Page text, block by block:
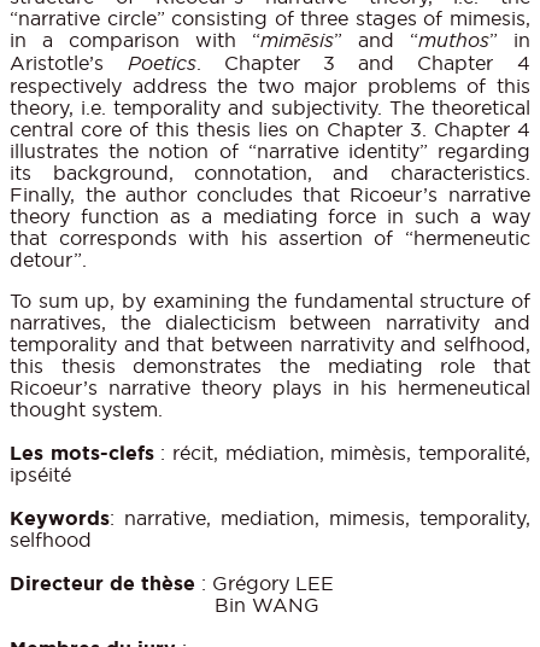
“narrative circle” consisting of three stages of mimesis,
in a comparison with “mimēsis” and “muthos” in
Aristotle’s Poetics. Chapter 3 and Chapter 4
respectively address the two major problems of this
theory, i.e. temporality and subjectivity. The theoretical
central core of this thesis lies on Chapter 3. Chapter 4
illustrates the notion of “narrative identity” regarding
its background, connotation, and characteristics.
Finally, the author concludes that Ricoeur’s narrative
theory function as a mediating force in such a way
that corresponds with his assertion of “hermeneutic
detour”.
To sum up, by examining the fundamental structure of
narratives, the dialecticism between narrativity and
temporality and that between narrativity and selfhood,
this thesis demonstrates the mediating role that
Ricoeur’s narrative theory plays in his hermeneutical
thought system.
Les mots-clefs: récit, médiation, mimèsis, temporalité,
ipséité
Keywords: narrative, mediation, mimesis, temporality,
selfhood
Directeur de thèse : Grégory LEE
Bin WANG